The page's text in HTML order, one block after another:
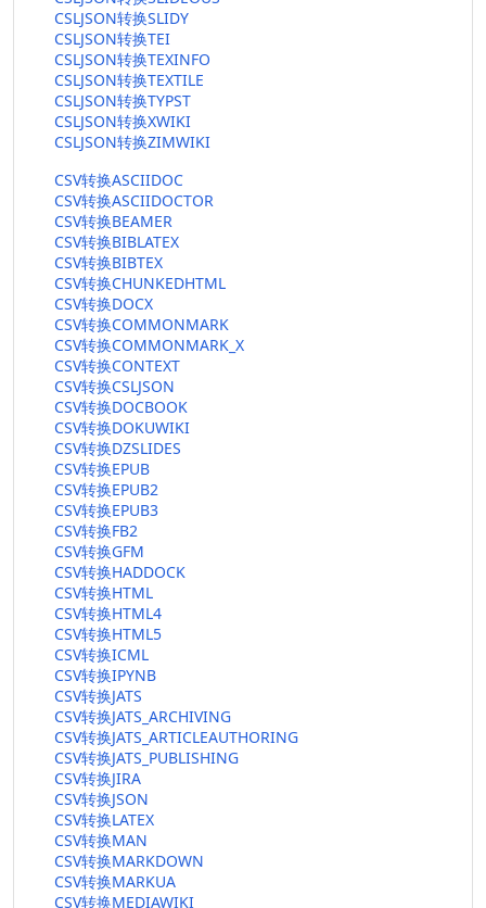
CSLJSON转换SLIDY
CSLJSON转换TEI
CSLJSON转换TEXINFO
CSLJSON转换TEXTILE
CSLJSON转换TYPST
CSLJSON转换XWIKI
CSLJSON转换ZIMWIKI
CSV转换ASCIIDOC
CSV转换ASCIIDOCTOR
CSV转换BEAMER
CSV转换BIBLATEX
CSV转换BIBTEX
CSV转换CHUNKEDHTML
CSV转换DOCX
CSV转换COMMONMARK
CSV转换COMMONMARK_X
CSV转换CONTEXT
CSV转换CSLJSON
CSV转换DOCBOOK
CSV转换DOKUWIKI
CSV转换DZSLIDES
CSV转换EPUB
CSV转换EPUB2
CSV转换EPUB3
CSV转换FB2
CSV转换GFM
CSV转换HADDOCK
CSV转换HTML
CSV转换HTML4
CSV转换HTML5
CSV转换ICML
CSV转换IPYNB
CSV转换JATS
CSV转换JATS_ARCHIVING
CSV转换JATS_ARTICLEAUTHORING
CSV转换JATS_PUBLISHING
CSV转换JIRA
CSV转换JSON
CSV转换LATEX
CSV转换MAN
CSV转换MARKDOWN
CSV转换MARKUA
CSV转换MEDIAWIKI